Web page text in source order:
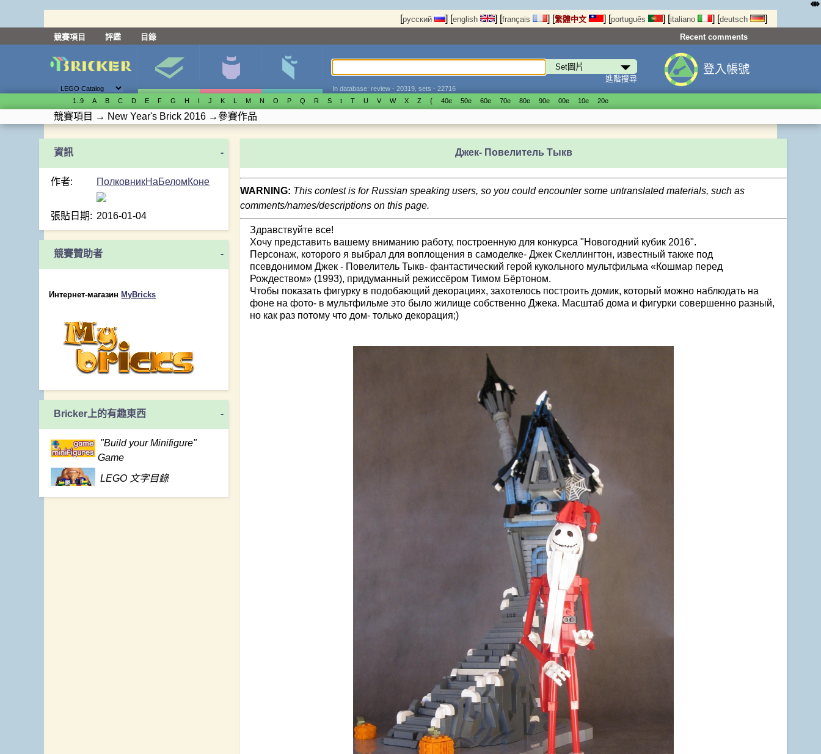
[русский ] [english ] [français ] [繁體中文 ] [português ] [italiano ] [deutsch ]
競賽項目 評鑑 目錄 Recent comments
進階搜尋
In database: review - 20319, sets - 22716
登入帳號
1..9 A B C D E F G H I J K L M N O P Q R S t T U V W X Z { 40е 50е 60е 70е 80е 90е 00е 10е 20е
競賽項目 → New Year's Brick 2016 →參賽作品
-
作者: ПолковникНаБеломКоне
張貼日期: 2016-01-04
競賽贊助者 -
Интернет-магазин MyBricks
Bricker上的有趣東西 -
"Build your Minifigure"
Game
LEGO 文字目錄
Джек- Повелитель Тыкв
WARNING: This contest is for Russian speaking users, so you could encounter some untranslated materials, such as
comments/names/descriptions on this page.
Здравствуйте все!
Хочу представить вашему вниманию работу, построенную для конкурса "Новогодний кубик 2016".
Персонаж, которого я выбрал для воплощения в самоделке- Джек Скеллингтон, известный также под
псевдонимом Джек - Повелитель Тыкв- фантастический герой кукольного мультфильма «Кошмар перед
Рождеством» (1993), придуманный режиссёром Тимом Бёртоном.
Чтобы показать фигурку в подобающий декорациях, захотелось построить домик, который можно наблюдать на
фоне на фото- в мультфильме это было жилище собственно Джека. Масштаб дома и фигурки совершенно разный,
но как раз потому что дом- только декорация;)
⤄